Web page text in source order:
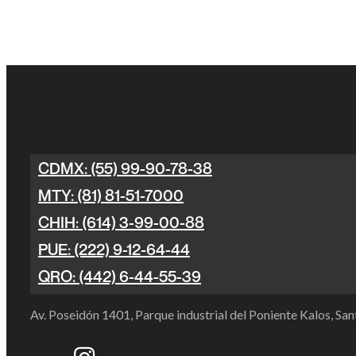
CDMX: (55) 99-90-78-38
MTY: (81) 81-51-7000
CHIH: (614) 3-99-00-88
PUE: (222) 9-12-64-44
QRO: (442) 6-44-55-39
Av. Poseidón 1401, Parque industrial del Poniente Kalos,